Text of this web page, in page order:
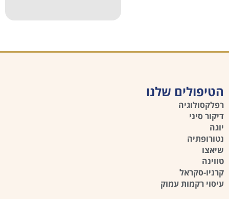
הטיפולים שלנו
רפלקסולוגיה
דיקור סיני
יוגה
נטורופתיה
שיאצו
טווינה
קרניו-סקראל
עיסוי רקמות עמוק